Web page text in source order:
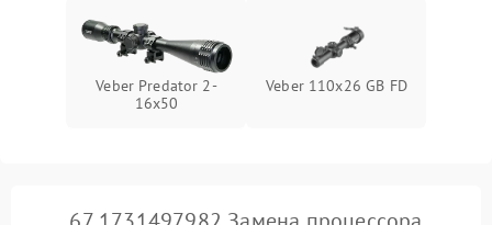
Veber Predator 2-
16x50
Veber 110х26 GB FD